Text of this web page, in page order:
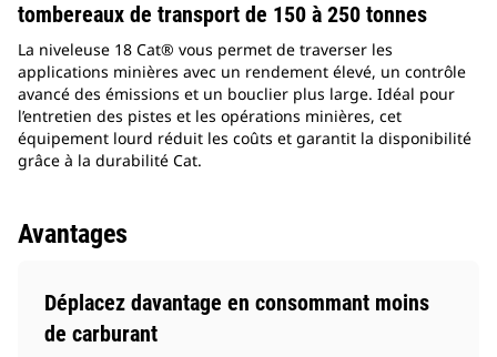
tombereaux de transport de 150 à 250 tonnes
La niveleuse 18 Cat® vous permet de traverser les
applications minières avec un rendement élevé, un contrôle
avancé des émissions et un bouclier plus large. Idéal pour
l’entretien des pistes et les opérations minières, cet
équipement lourd réduit les coûts et garantit la disponibilité
grâce à la durabilité Cat.
Avantages
Déplacez davantage en consommant moins
de carburant